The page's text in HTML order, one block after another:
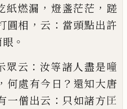
紙燃漏 ， 燈盞茫茫 ， 蹉
圓相 ， 云 ： 當頭點出許
。
眾云 ： 汝等諸人盡是噇
， 何處有今日 ？ 還知大唐
一僧出云 ： 只如諸方𭅕